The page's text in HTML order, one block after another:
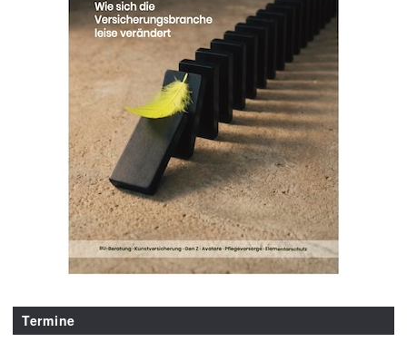
Termine